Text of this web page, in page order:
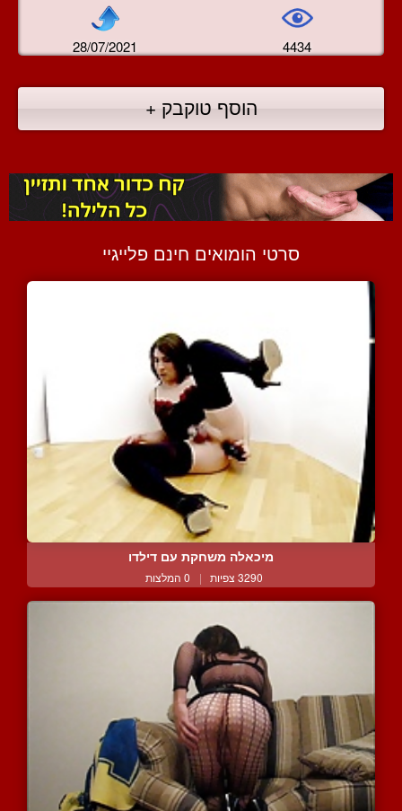
28/07/2021 4434
הוסף טוקבק +
סרטי הומואים חינם פלייגיי
מיכאלה משחקת עם דילדו
3290 צפיות | 0 המלצות